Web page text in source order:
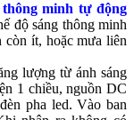
minh tự động
độ sáng thông minh
ít, hoặc mưa liên
lượng từ ánh sáng
1 chiều, nguồn DC
pha led. Vào ban